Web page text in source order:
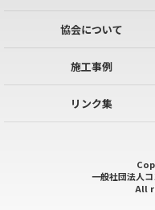
協会について
施工事例
リンク集
一般社団法人
All